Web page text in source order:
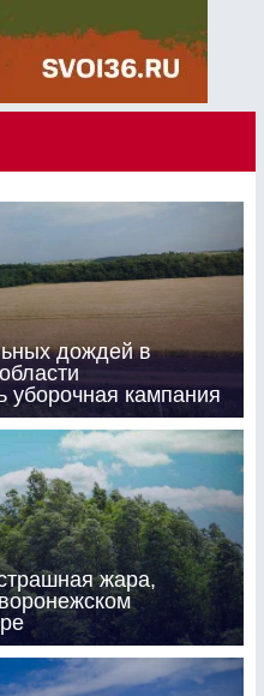
дождей в
уборочная кампания
жара,